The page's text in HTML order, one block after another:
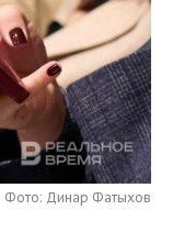
Фото: Динар Фатыхов